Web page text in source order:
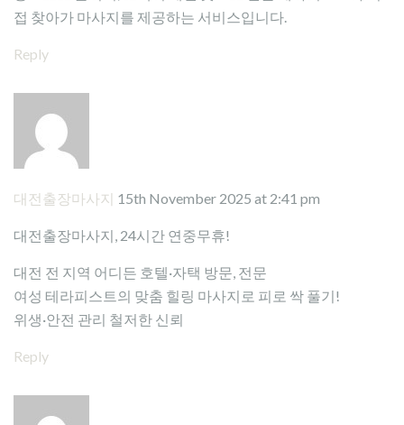
접 찾아가 마사지를 제공하는 서비스입니다.
Reply
대전출장마사지 15th November 2025 at 2:41 pm
대전출장마사지, 24시간 연중무휴!
대전 전 지역 어디든 호텔·자택 방문, 전문
여성 테라피스트의 맞춤 힐링 마사지로 피로 싹 풀기!
위생·안전 관리 철저한 신뢰
Reply